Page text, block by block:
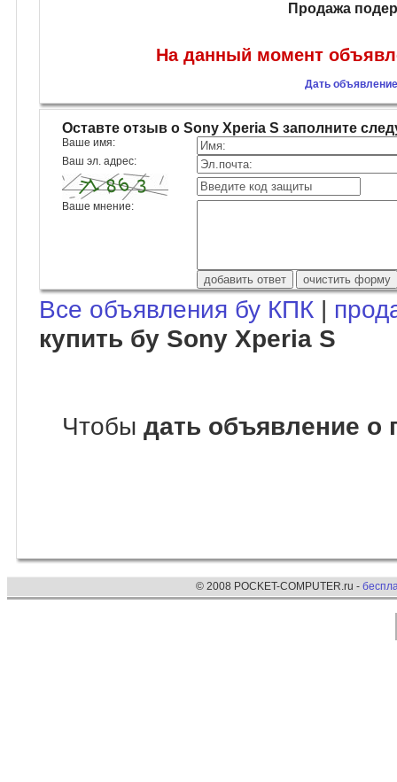
Продажа
На данный момент
Дать
Оставте отзыв о Sony Xperia S заполните
Ваше имя:
Ваш эл. адрес:
Ваше мнение:
Все объявления бу КПК |
купить бу Sony Xperia S
Чтобы дать объявление о
© 2008 POCKET-COMPUTER.ru -